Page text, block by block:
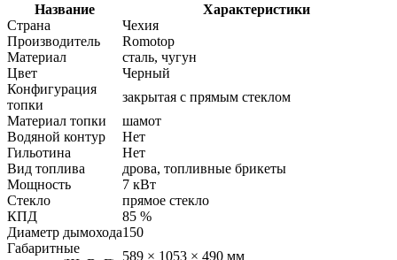
Название
Характеристики
Страна
Чехия
Производитель
Romotop
Материал
сталь, чугун
Цвет
Черный
Конфигурация
топки
закрытая с прямым стеклом
Материал топки
шамот
Водяной контур
Нет
Гильотина
Нет
Вид топлива
дрова, топливные брикеты
Мощность
7 кВт
Стекло
прямое стекло
КПД
85 %
Диаметр дымохода150
Габаритные
589 × 1053 × 490 мм